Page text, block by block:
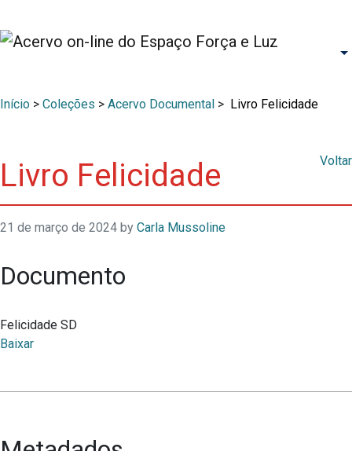
Início > Coleções > Acervo Documental > Livro Felicidade
Livro Felicidade Voltar
21 de março de 2024 by Carla Mussoline
Documento
Felicidade SD
Baixar